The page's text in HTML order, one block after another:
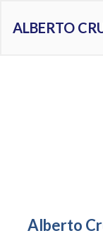
ALBERTO
Alberto